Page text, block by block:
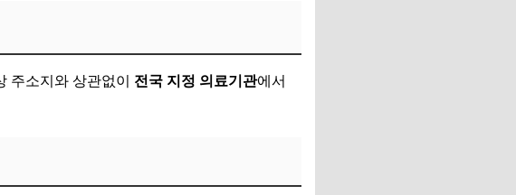
주소지와 상관없이 전국 지정 의료기관에서